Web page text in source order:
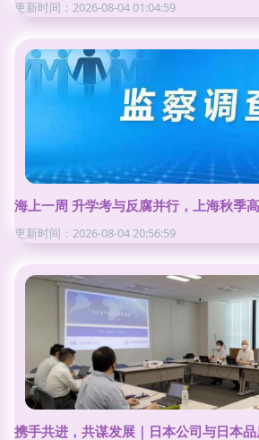
更新时间：2026-08-04 01:04:59
海上一周 升学考与反腐并行，上海秋季
更新时间：2026-08-04 20:56:59
携手共进，共谋发展｜日本公司与日本